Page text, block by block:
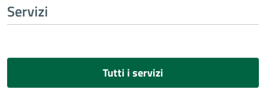
Servizi
Tutti i servizi